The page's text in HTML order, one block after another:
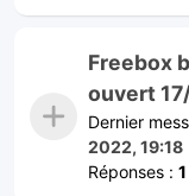
Freebox
ouvert
Dernier
2022, 19:18
Réponses : 1